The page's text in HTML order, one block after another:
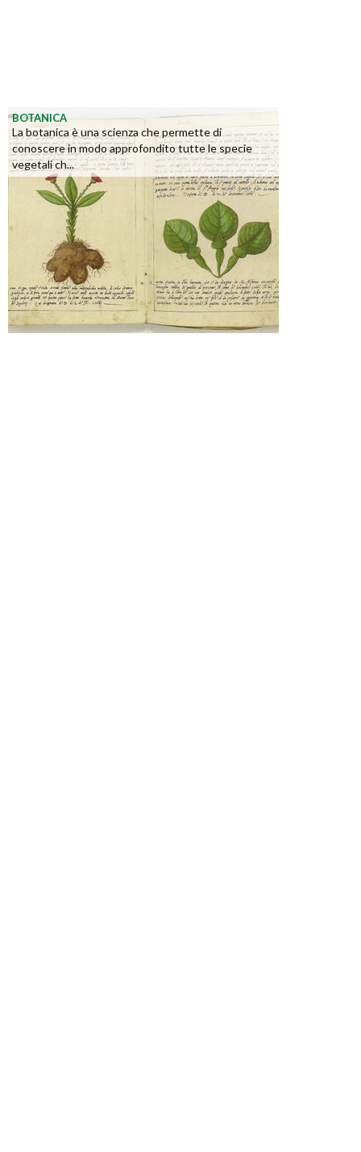
BOTANICA
La botanica è una scienza che permette di
conoscere in modo approfondito tutte le specie
vegetali ch...